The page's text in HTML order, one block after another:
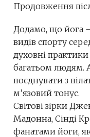
Продовження
Додамо, що йога
видів спорту
духовні
багатьом людям.
поєднувати з
м’язовий тонус.
Світові зірки
Мадонна, Сінді
фанатами йоги,